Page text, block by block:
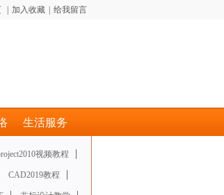
加入收藏 给我留言
生活服务
视频教程
CAD2019教程